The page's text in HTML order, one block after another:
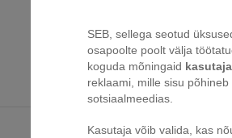
SEB, sellega seotud
osapoolte poolt välja
koguda mõningaid
reklaami, mille sisu
sotsiaalmeedias.
Kasutaja võib valida, kas